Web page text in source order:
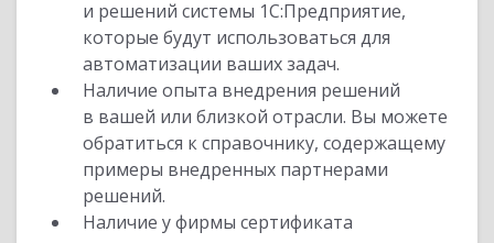
и решений системы 1С:Предприятие,
которые будут использоваться для
автоматизации ваших задач.
Наличие опыта внедрения решений
в вашей или близкой отрасли. Вы можете
обратиться к справочнику, содержащему
примеры внедренных партнерами
решений.
Наличие у фирмы сертификата